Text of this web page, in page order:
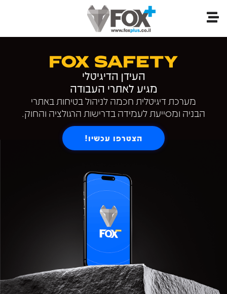
FOX SAFETY
העידן הדיגיטלי
מגיע לאתרי העבודה
מערכת דיגיטלית חכמה לניהול בטיחות באתרי
הבניה ומסייעת לעמידה בדרישות הרגולציה והחוק.
הצטרפו עכשיו!